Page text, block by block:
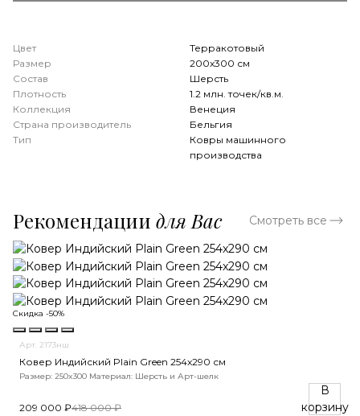
Цвет
Терракотовый
Размер
200x300 см
Состав
Шерсть
Плотность
1.2 млн. точек/кв.м.
Коллекция
Венеция
Страна производитель
Бельгия
Тип
Ковры машинного
производства
Рекомендации для Вас Смотреть все
Скидка -50%
Арт. 2173нш
Ковер Индийский Plain Green 254x290 см
Размер: 250x300 Материал: Шерсть и Арт-шелк
209 000 ₽418 000 ₽
В
корзину